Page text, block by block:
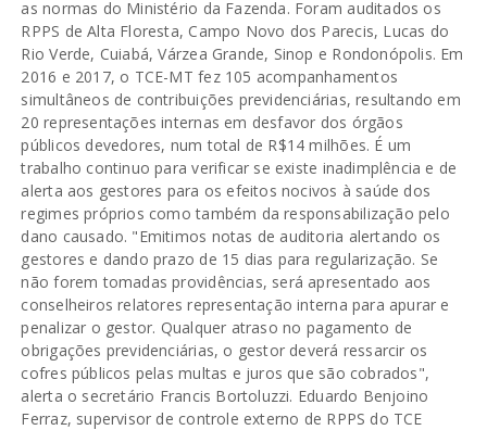
as normas do Ministério da Fazenda. Foram auditados os
RPPS de Alta Floresta, Campo Novo dos Parecis, Lucas do
Rio Verde, Cuiabá, Várzea Grande, Sinop e Rondonópolis. Em
2016 e 2017, o TCE-MT fez 105 acompanhamentos
simultâneos de contribuições previdenciárias, resultando em
20 representações internas em desfavor dos órgãos
públicos devedores, num total de R$14 milhões. É um
trabalho continuo para verificar se existe inadimplência e de
alerta aos gestores para os efeitos nocivos à saúde dos
regimes próprios como também da responsabilização pelo
dano causado. "Emitimos notas de auditoria alertando os
gestores e dando prazo de 15 dias para regularização. Se
não forem tomadas providências, será apresentado aos
conselheiros relatores representação interna para apurar e
penalizar o gestor. Qualquer atraso no pagamento de
obrigações previdenciárias, o gestor deverá ressarcir os
cofres públicos pelas multas e juros que são cobrados",
alerta o secretário Francis Bortoluzzi. Eduardo Benjoino
Ferraz, supervisor de controle externo de RPPS do TCE